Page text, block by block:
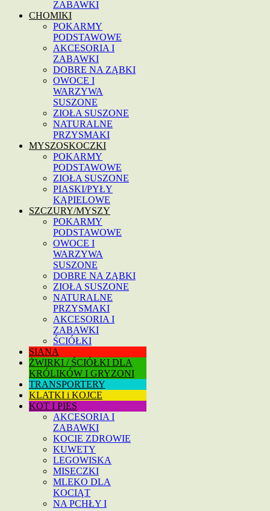
ZABAWKI
CHOMIKI
POKARMY
PODSTAWOWE
AKCESORIA I
ZABAWKI
DOBRE NA ZĄBKI
OWOCE I
WARZYWA
SUSZONE
ZIOŁA SUSZONE
NATURALNE
PRZYSMAKI
MYSZOSKOCZKI
POKARMY
PODSTAWOWE
ZIOŁA SUSZONE
PIASKI/PYŁY
KĄPIELOWE
SZCZURY/MYSZY
POKARMY
PODSTAWOWE
OWOCE I
WARZYWA
SUSZONE
DOBRE NA ZĄBKI
ZIOŁA SUSZONE
NATURALNE
PRZYSMAKI
AKCESORIA I
ZABAWKI
ŚCIÓŁKI
SIANA
ŻWIRKI / ŚCIÓŁKI DLA
KRÓLIKÓW I GRYZONI
TRANSPORTERY
KLATKI i KOJCE
KOT I PIES
AKCESORIA I
ZABAWKI
KOCIE ZDROWIE
KUWETY
LEGOWISKA
MISECZKI
MLEKO DLA
KOCIĄT
NA PCHŁY I